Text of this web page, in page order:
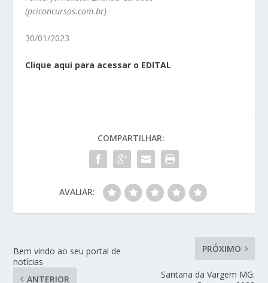
(pciconcursos.com.br)
30/01/2023
Clique aqui para acessar o EDITAL
COMPARTILHAR:
AVALIAR:
Bem vindo ao seu portal de
notícias
ANTERIOR
PRÓXIMO
Santana da Vargem MG: